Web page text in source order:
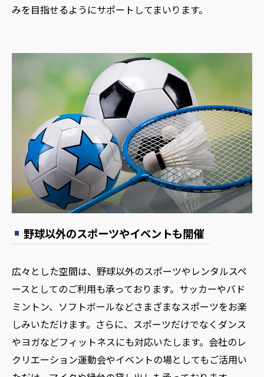
みを目指せるようにサポートしてまいります。
野球以外のスポーツやイベントも開催
広々とした空間は、野球以外のスポーツやレンタルスペ
ースとしてのご利用も承っております。サッカーやバド
ミントン、ソフトボールなどさまざまなスポーツをお楽
しみいただけます。さらに、スポーツだけでなくダンス
やヨガなどフィットネスにも対応いたします。会社のレ
クリエーション運動会やイベントの場としてもご活用い